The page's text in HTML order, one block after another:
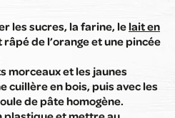
les sucres, la farine, lelait en
de l’orange et une pincée
morceaux et les jaunes
cuillère en bois, puis avec les
de pâte homogène.